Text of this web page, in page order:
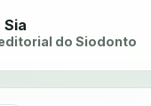
Sia
do Siodonto